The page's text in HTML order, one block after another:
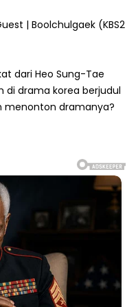
| Boolchulgaek (KBS2
dari Heo Sung-Tae
di drama korea berjudul
menonton dramanya?